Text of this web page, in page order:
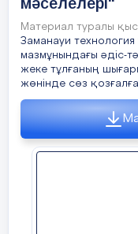
Материал туралы
Заманауи технология
мазмұнындағы әдіс-
жеке тұлғаның
жөнінде сөз